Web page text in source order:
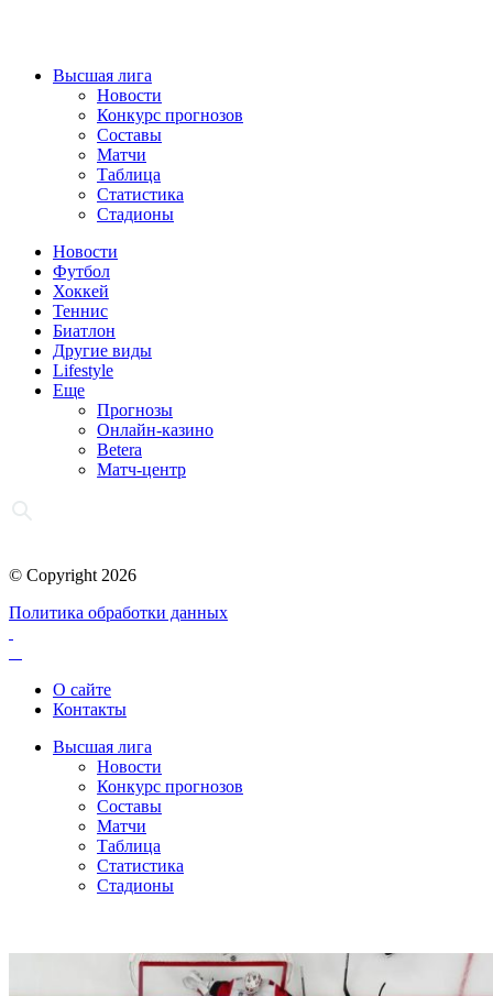
Высшая лига
Новости
Конкурс прогнозов
Составы
Матчи
Таблица
Статистика
Стадионы
Новости
Футбол
Хоккей
Теннис
Биатлон
Другие виды
Lifestyle
Еще
Прогнозы
Онлайн-казино
Betera
Матч-центр
© Copyright 2026
Политика обработки данных
О сайте
Контакты
Высшая лига
Новости
Конкурс прогнозов
Составы
Матчи
Таблица
Статистика
Стадионы